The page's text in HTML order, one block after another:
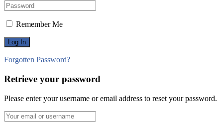
Remember Me
Forgotten Password?
Retrieve your password
Please enter your username or email address to reset your password.